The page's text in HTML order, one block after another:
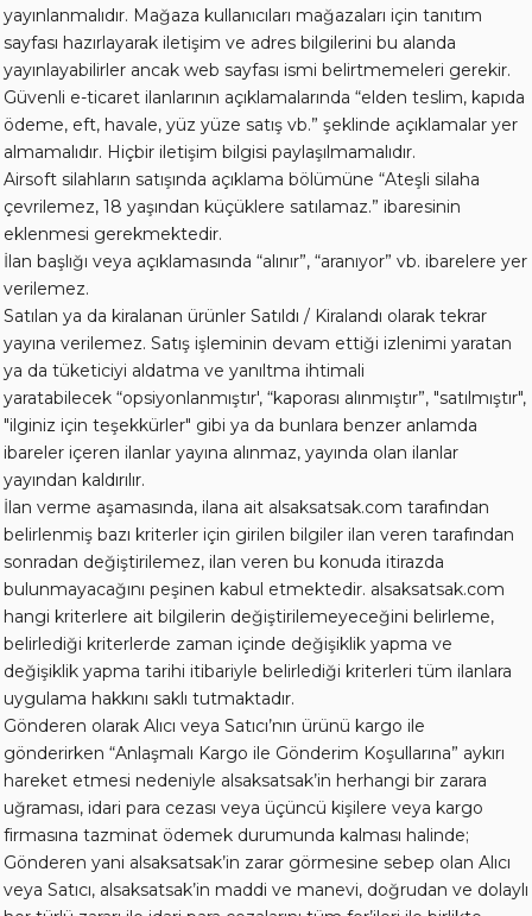
yayınlanmalıdır. Mağaza kullanıcıları mağazaları için tanıtım
sayfası hazırlayarak iletişim ve adres bilgilerini bu alanda
yayınlayabilirler ancak web sayfası ismi belirtmemeleri gerekir.
Güvenli e-ticaret ilanlarının açıklamalarında “elden teslim, kapıda
ödeme, eft, havale, yüz yüze satış vb.” şeklinde açıklamalar yer
almamalıdır. Hiçbir iletişim bilgisi paylaşılmamalıdır.
Airsoft silahların satışında açıklama bölümüne “Ateşli silaha
çevrilemez, 18 yaşından küçüklere satılamaz.” ibaresinin
eklenmesi gerekmektedir.
İlan başlığı veya açıklamasında “alınır”, “aranıyor” vb. ibarelere yer
verilemez.
Satılan ya da kiralanan ürünler Satıldı / Kiralandı olarak tekrar
yayına verilemez. Satış işleminin devam ettiği izlenimi yaratan
ya da tüketiciyi aldatma ve yanıltma ihtimali
yaratabilecek “opsiyonlanmıştır', “kaporası alınmıştır”, "satılmıştır",
"ilginiz için teşekkürler" gibi ya da bunlara benzer anlamda
ibareler içeren ilanlar yayına alınmaz, yayında olan ilanlar
yayından kaldırılır.
İlan verme aşamasında, ilana ait alsaksatsak.com tarafından
belirlenmiş bazı kriterler için girilen bilgiler ilan veren tarafından
sonradan değiştirilemez, ilan veren bu konuda itirazda
bulunmayacağını peşinen kabul etmektedir. alsaksatsak.com
hangi kriterlere ait bilgilerin değiştirilemeyeceğini belirleme,
belirlediği kriterlerde zaman içinde değişiklik yapma ve
değişiklik yapma tarihi itibariyle belirlediği kriterleri tüm ilanlara
uygulama hakkını saklı tutmaktadır.
Gönderen olarak Alıcı veya Satıcı’nın ürünü kargo ile
gönderirken “Anlaşmalı Kargo ile Gönderim Koşullarına” aykırı
hareket etmesi nedeniyle alsaksatsak’in herhangi bir zarara
uğraması, idari para cezası veya üçüncü kişilere veya kargo
firmasına tazminat ödemek durumunda kalması halinde;
Gönderen yani alsaksatsak’in zarar görmesine sebep olan Alıcı
veya Satıcı, alsaksatsak’in maddi ve manevi, doğrudan ve dolaylı